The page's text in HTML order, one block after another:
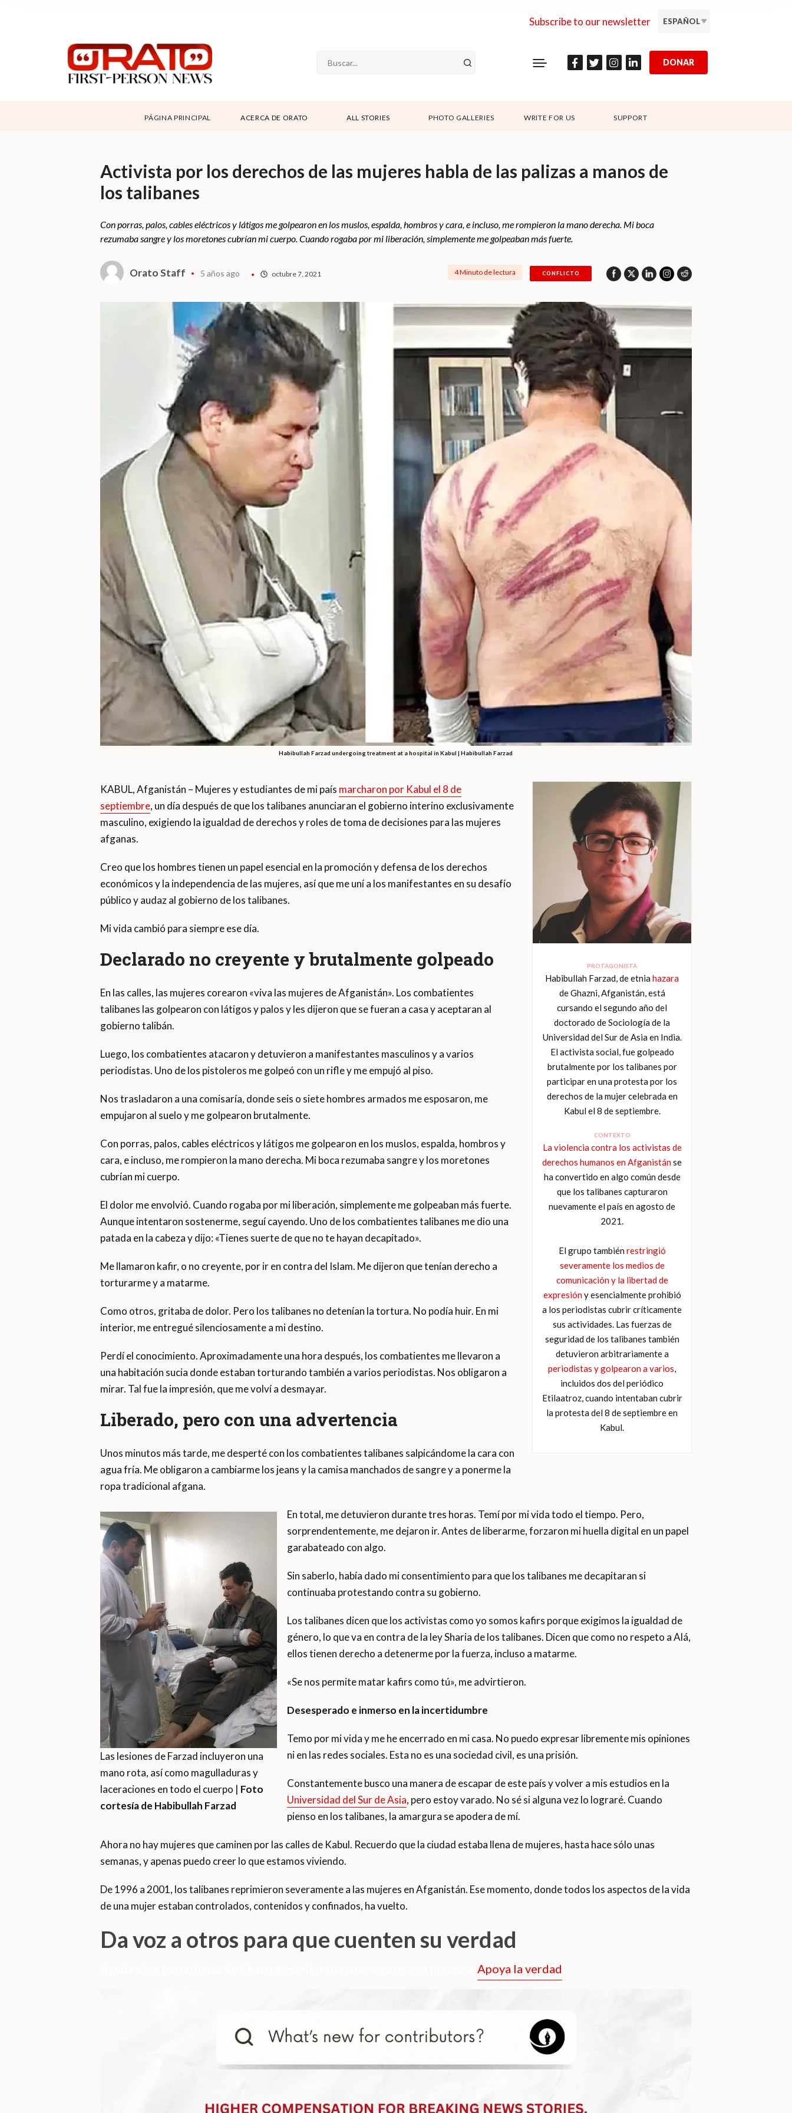
Subscribe to our newsletter ESPAÑOL
SUPPORT
CONTÁCTANOS
DONAR
PÁGINA PRINCIPAL ACERCA DE ORATO ALL STORIES PHOTO GALLERIES WRITE FOR US SUPPORT
Activista por los derechos de las mujeres habla de las palizas a manos de
los talibanes
Con porras, palos, cables eléctricos y látigos me golpearon en los muslos, espalda, hombros y cara, e incluso, me rompieron la mano derecha. Mi boca
rezumaba sangre y los moretones cubrían mi cuerpo. Cuando rogaba por mi liberación, simplemente me golpeaban más fuerte.
Orato Staff 5 años ago octubre 7, 2021 4 Minuto de lectura CONFLICTO
Habibullah Farzad undergoing treatment at a hospital in Kabul | Habibullah Farzad
PROTAGONISTA
Habibullah Farzad, de etniahazara
de Ghazni, Afganistán, está
cursando el segundo año del
doctorado de Sociología de la
Universidad del Sur de Asia en India.
El activista social, fue golpeado
brutalmente por los talibanes por
participar en una protesta por los
derechos de la mujer celebrada en
Kabul el 8 de septiembre.
CONTEXTO
La violencia contra los activistas de
derechos humanos en Afganistánse
ha convertido en algo común desde
que los talibanes capturaron
nuevamente el país en agosto de
2021.
El grupo también restringió
severamente los medios de
comunicación y la libertad de
expresióny esencialmente prohibió
a los periodistas cubrir críticamente
sus actividades. Las fuerzas de
seguridad de los talibanes también
detuvieron arbitrariamente a
periodistas y golpearon a varios,
incluidos dos del periódico
Etilaatroz, cuando intentaban cubrir
la protesta del 8 de septiembre en
Kabul.
KABUL, Afganistán – Mujeres y estudiantes de mi país marcharon por Kabul el 8 de
septiembre, un día después de que los talibanes anunciaran el gobierno interino exclusivamente
masculino, exigiendo la igualdad de derechos y roles de toma de decisiones para las mujeres
afganas.
Creo que los hombres tienen un papel esencial en la promoción y defensa de los derechos
económicos y la independencia de las mujeres, así que me uní a los manifestantes en su desafío
público y audaz al gobierno de los talibanes.
Mi vida cambió para siempre ese día.
Declarado no creyente y brutalmente golpeado
En las calles, las mujeres corearon «viva las mujeres de Afganistán». Los combatientes
talibanes las golpearon con látigos y palos y les dijeron que se fueran a casa y aceptaran al
gobierno talibán.
Luego, los combatientes atacaron y detuvieron a manifestantes masculinos y a varios
periodistas. Uno de los pistoleros me golpeó con un rifle y me empujó al piso.
Nos trasladaron a una comisaría, donde seis o siete hombres armados me esposaron, me
empujaron al suelo y me golpearon brutalmente.
Con porras, palos, cables eléctricos y látigos me golpearon en los muslos, espalda, hombros y
cara, e incluso, me rompieron la mano derecha. Mi boca rezumaba sangre y los moretones
cubrían mi cuerpo.
El dolor me envolvió. Cuando rogaba por mi liberación, simplemente me golpeaban más fuerte.
Aunque intentaron sostenerme, seguí cayendo. Uno de los combatientes talibanes me dio una
patada en la cabeza y dijo: «Tienes suerte de que no te hayan decapitado».
Me llamaron kafir, o no creyente, por ir en contra del Islam. Me dijeron que tenían derecho a
torturarme y a matarme.
Como otros, gritaba de dolor. Pero los talibanes no detenían la tortura. No podía huir. En mi
interior, me entregué silenciosamente a mi destino.
Perdí el conocimiento. Aproximadamente una hora después, los combatientes me llevaron a
una habitación sucia donde estaban torturando también a varios periodistas. Nos obligaron a
mirar. Tal fue la impresión, que me volví a desmayar.
Liberado, pero con una advertencia
Unos minutos más tarde, me desperté con los combatientes talibanes salpicándome la cara con
agua fría. Me obligaron a cambiarme los jeans y la camisa manchados de sangre y a ponerme la
ropa tradicional afgana.
Las lesiones de Farzad incluyeron una
mano rota, así como magulladuras y
laceraciones en todo el cuerpo | Foto
cortesía de Habibullah Farzad
En total, me detuvieron durante tres horas. Temí por mi vida todo el tiempo. Pero,
sorprendentemente, me dejaron ir. Antes de liberarme, forzaron mi huella digital en un papel
garabateado con algo.
Sin saberlo, había dado mi consentimiento para que los talibanes me decapitaran si
continuaba protestando contra su gobierno.
Los talibanes dicen que los activistas como yo somos kafirs porque exigimos la igualdad de
género, lo que va en contra de la ley Sharia de los talibanes. Dicen que como no respeto a Alá,
ellos tienen derecho a detenerme por la fuerza, incluso a matarme.
«Se nos permite matar kafirs como tú», me advirtieron.
Desesperado e inmerso en laincertidumbre
Temo por mi vida y me he encerrado en mi casa. No puedo expresar libremente mis opiniones
ni en las redes sociales. Esta no es una sociedad civil, es una prisión.
Constantemente busco una manera de escapar de este país y volver a mis estudios en la
Universidad del Sur de Asia, pero estoy varado. No sé si alguna vez lo lograré. Cuando
pienso en los talibanes, la amargura se apodera de mí.
Ahora no hay mujeres que caminen por las calles de Kabul. Recuerdo que la ciudad estaba llena de mujeres, hasta hace sólo unas
semanas, y apenas puedo creer lo que estamos viviendo.
De 1996 a 2001, los talibanes reprimieron severamente a las mujeres en Afganistán. Ese momento, donde todos los aspectos de la vida
de una mujer estaban controlados, contenidos y confinados, ha vuelto.
Da voz a otros para que cuenten su verdad
Apoya la verdad